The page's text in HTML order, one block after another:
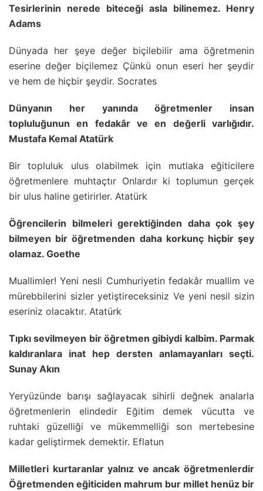
Tesirlerinin nerede biteceği asla bilinemez. Henry
Adams
Dünyada her şeye değer biçilebilir ama öğretmenin
eserine değer biçilemez Çünkü onun eseri her şeydir
ve hem de hiçbir şeydir. Socrates
Dünyanın her yanında öğretmenler insan
topluluğunun en fedakâr ve en değerli varlığıdır.
Mustafa Kemal Atatürk
Bir topluluk ulus olabilmek için mutlaka eğiticilere
öğretmenlere muhtaçtır Onlardır ki toplumun gerçek
bir ulus haline getirirler. Atatürk
Öğrencilerin bilmeleri gerektiğinden daha çok şey
bilmeyen bir öğretmenden daha korkunç hiçbir şey
olamaz. Goethe
Muallimler! Yeni nesli Cumhuriyetin fedakâr muallim ve
mürebbilerini sizler yetiştireceksiniz Ve yeni nesil sizin
eseriniz olacaktır. Atatürk
Tıpkı sevilmeyen bir öğretmen gibiydi kalbim. Parmak
kaldıranlara inat hep dersten anlamayanları seçti.
Sunay Akın
Yeryüzünde barışı sağlayacak sihirli değnek analarla
öğretmenlerin elindedir Eğitim demek vücutta ve
ruhtaki güzelliği ve mükemmelliği son mertebesine
kadar geliştirmek demektir. Eflatun
Milletleri kurtaranlar yalnız ve ancak öğretmenlerdir
Öğretmenden eğiticiden mahrum bur millet henüz bir